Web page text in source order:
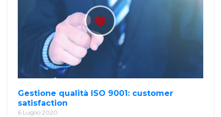
Gestione qualità ISO 9001: customer
satisfaction
6 Luglio 2020